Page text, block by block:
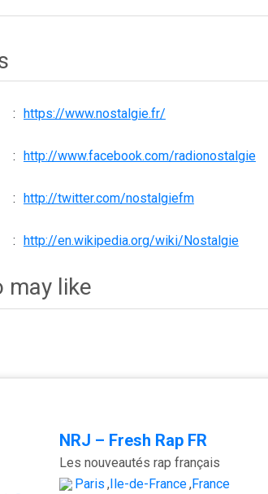
https://www.nostalgie.fr/
http://www.facebook.com/radionostalgie
http://twitter.com/nostalgiefm
http://en.wikipedia.org/wiki/Nostalgie
may like
NRJ – Fresh Rap FR
Les nouveautés rap français
Paris , Île-de-France,France